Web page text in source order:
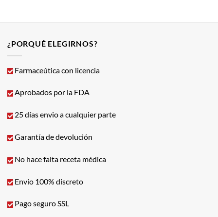
¿PORQUÉ ELEGIRNOS?
Farmaceútica con licencia
Aprobados por la FDA
25 días envio a cualquier parte
Garantía de devolución
No hace falta receta médica
Envio 100% discreto
Pago seguro SSL